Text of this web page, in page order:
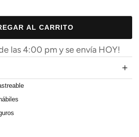
AL CARRITO
las 4:00 pm y se envía HOY!